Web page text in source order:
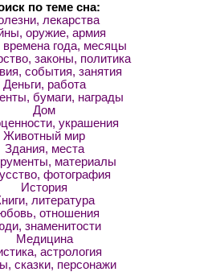
по теме сна:
лекарства
оружие, армия
времена года, месяцы
законы, политика
события, занятия
Деньги, работа
бумаги, награды
Дом
украшения
Животный мир
Здания, места
материалы
фотография
История
литература
отношения
знаменитости
Медицина
астрология
сказки, персонажи